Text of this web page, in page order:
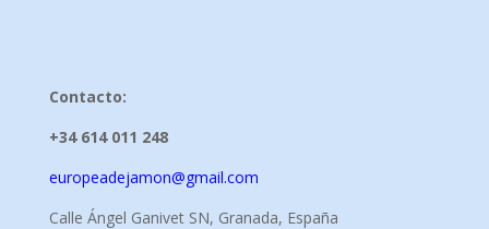
Contacto:
+34 614 011 248
europeadejamon@gmail.com
Calle Ángel Ganivet SN, Granada, España